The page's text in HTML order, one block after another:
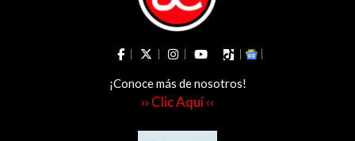
¡Conoce más de nosotros!
›› Clic Aquí ‹‹